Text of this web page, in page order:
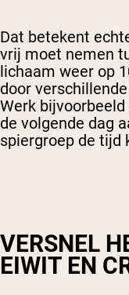
Dat betekent
vrij moet nemen
lichaam weer op
door
Werk
de volgende dag
spiergroep de tijd
VERSNEL
EIWIT EN